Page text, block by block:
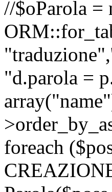
//$oParola =
"d.parola =
foreach